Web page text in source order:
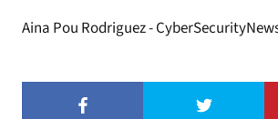
Aina Pou Rodriguez -